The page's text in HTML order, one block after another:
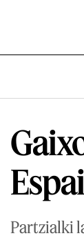
Partzialki